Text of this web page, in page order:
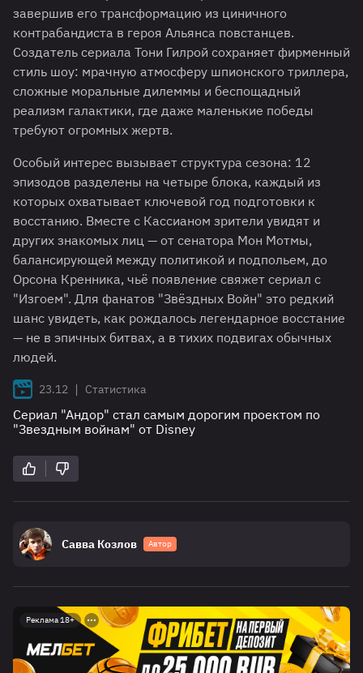
завершив его трансформацию из циничного
контрабандиста в героя Альянса повстанцев.
Создатель сериала Тони Гилрой сохраняет фирменный
стиль шоу: мрачную атмосферу шпионского триллера,
сложные моральные дилеммы и беспощадный
реализм галактики, где даже маленькие победы
требуют огромных жертв.
Особый интерес вызывает структура сезона: 12
эпизодов разделены на четыре блока, каждый из
которых охватывает ключевой год подготовки к
восстанию. Вместе с Кассианом зрители увидят и
других знакомых лиц — от сенатора Мон Мотмы,
балансирующей между политикой и подпольем, до
Орсона Кренника, чьё появление свяжет сериал с
"Изгоем". Для фанатов "Звёздных Войн" это редкий
шанс увидеть, как рождалось легендарное восстание
— не в эпичных битвах, а в тихих подвигах обычных
людей.
23.12 | Статистика
Сериал "Андор" стал самым дорогим проектом по
"Звездным войнам" от Disney
Савва Козлов Автор
Реклама 18+